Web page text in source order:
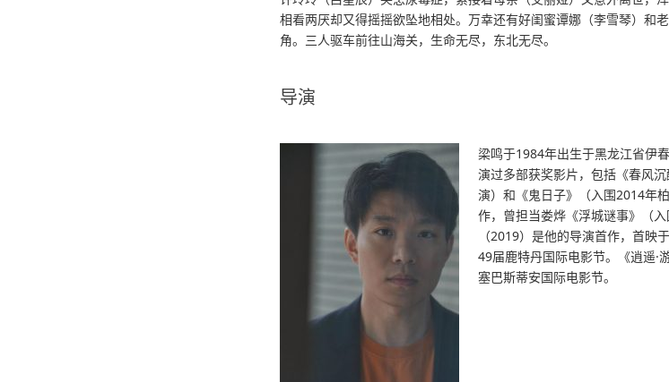
相看两厌却又得摇摇欲坠地相处。万幸还有好闺蜜谭娜（李雪琴）和
角。三人驱车前往山海关，生命无尽，东北无尽。
导演
梁鸣于1984年出生于黑龙江省伊
演过多部获奖影片，包括《春风
演）和《鬼日子》（入围2014年
作，曾担当娄烨《浮城谜事》（
（2019）是他的导演首作，首映
49届鹿特丹国际电影节。《逍遥·
塞巴斯蒂安国际电影节。